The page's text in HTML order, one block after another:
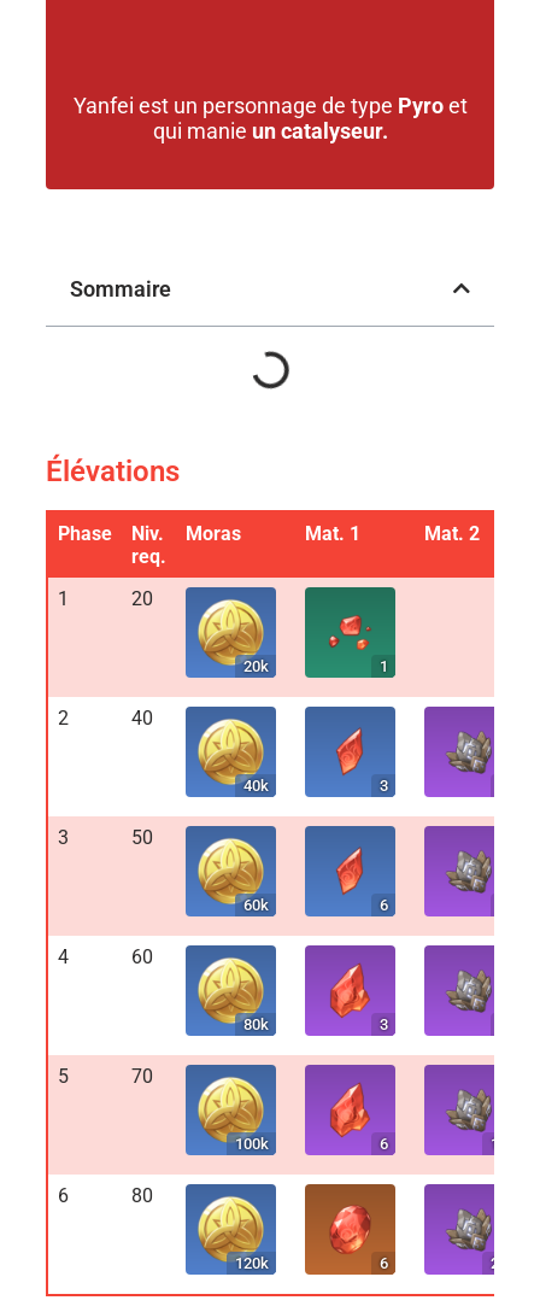
Yanfei est un personnage de type Pyroet
qui manie un catalyseur.
Sommaire
Élévations
Phase
Niv.
req.
Moras Mat. 1 Mat. 2
1 20
20k 1
2 40
40k 3
3 50
60k 6
4 60
80k 3
5 70
100k 6 12
6 80
120k 6 20